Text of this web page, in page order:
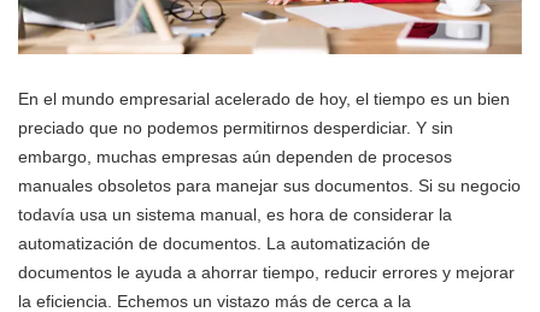
En el mundo empresarial acelerado de hoy, el tiempo es un bien
preciado que no podemos permitirnos desperdiciar. Y sin
embargo, muchas empresas aún dependen de procesos
manuales obsoletos para manejar sus documentos. Si su negocio
todavía usa un sistema manual, es hora de considerar la
automatización de documentos. La automatización de
documentos le ayuda a ahorrar tiempo, reducir errores y mejorar
la eficiencia. Echemos un vistazo más de cerca a la